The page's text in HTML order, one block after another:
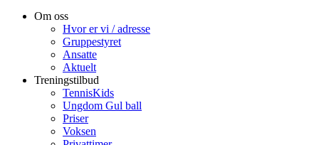
Om oss
Hvor er vi / adresse
Gruppestyret
Ansatte
Aktuelt
Treningstilbud
TennisKids
Ungdom Gul ball
Priser
Voksen